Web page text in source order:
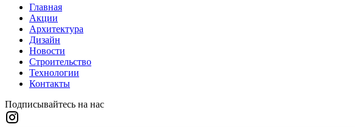
Главная
Акции
Архитектура
Дизайн
Новости
Строительство
Технологии
Контакты
Подписывайтесь на нас